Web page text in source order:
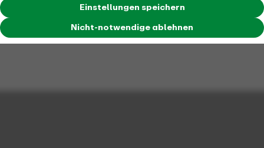
Einstellungen speichern
Nicht-notwendige ablehnen